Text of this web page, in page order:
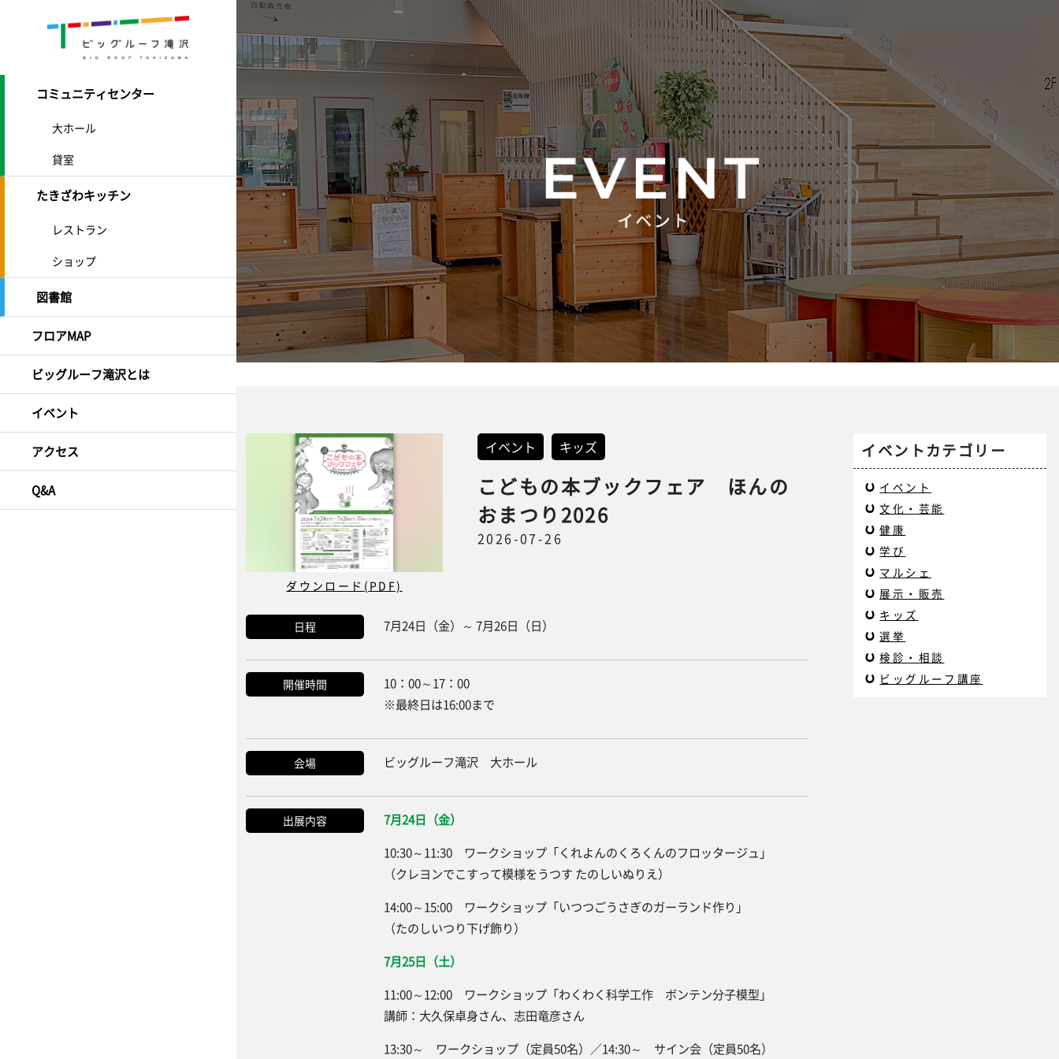
コミュニティセンター
大ホール
貸室
たきざわキッチン
レストラン
ショップ
図書館
フロアMAP
ビッグルーフ滝沢とは
イベント
アクセス
Q&A
ダウンロード(PDF)
イベント キッズ
こどもの本ブックフェア ほんの
おまつり2026
2026-07-26
日程 7月24日（金）～ 7月26日（日）
開催時間
10：00～17：00
※最終日は16:00まで
会場 ビッグルーフ滝沢 大ホール
出展内容
7月24日（金）
10:30～11:30 ワークショップ「くれよんのくろくんのフロッタージュ」
（クレヨンでこすって模様をうつす たのしいぬりえ）
14:00～15:00 ワークショップ「いつつごうさぎのガーランド作り」
（たのしいつり下げ飾り）
7月25日（土）
11:00～12:00 ワークショップ「わくわく科学工作 ボンテン分子模型」
講師：大久保卓身さん、志田竜彦さん
13:30～ ワークショップ（定員50名）／14:30～ サイン会（定員50名）
イベントカテゴリー
イベント
文化・芸能
健康
学び
マルシェ
展示・販売
キッズ
選挙
検診・相談
ビッグルーフ講座